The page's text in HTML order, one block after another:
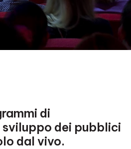
di
dei pubblici
dal vivo.